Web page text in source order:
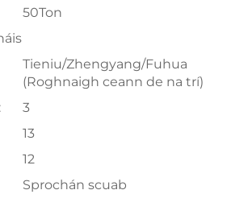
50Ton
Tieniu/Zhengyang/Fuhua
(Roghnaigh ceann de na trí)
3
13
12
Sprochán scuab